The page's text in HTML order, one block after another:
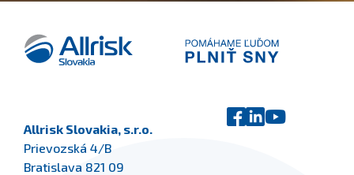
Allrisk Slovakia, s.r.o.
Prievozská 4/B
Bratislava 821 09